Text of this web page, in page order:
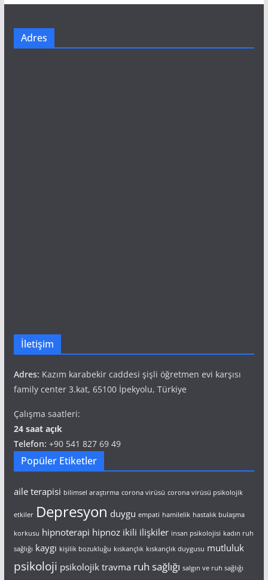
Adres
İletişim
Adres: Kazım karabekir caddesi şişli öğretmen evi karşısı
family center 3.kat, 65100 İpekyolu, Türkiye
Çalışma saatleri:
24 saat açık
Telefon: +90 541 827 69 49
Popüler Etiketler
aile terapisi bilimsel araştırma corona virüsü corona virüsü psikolojik
etkiler Depresyon duygu empati hamilelik hastalık bulaşma
korkusu hipnoterapi hipnoz ikili ilişkiler insan psikolojisi kadın ruh
sağlığı kaygı kişilik bozukluğu kıskançlık kıskançlık duygusu mutluluk
psikoloji psikolojik travma ruh sağlığı salgın ve ruh sağlığı